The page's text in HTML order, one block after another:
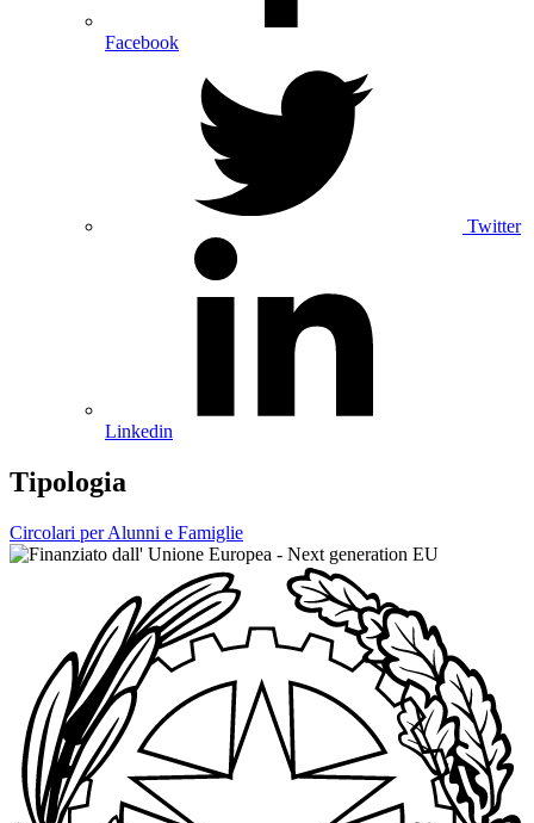
Facebook
Twitter
Linkedin
Tipologia
Circolari per Alunni e Famiglie